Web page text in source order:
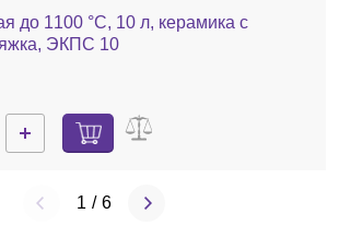
до 1100 °С, 10 л, керамика с
ЭКПС 10
1 / 6